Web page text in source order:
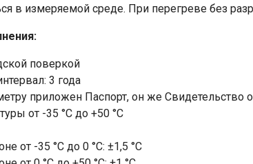
в измеряемой среде. При перегреве без
поверкой
3 года
приложен Паспорт, он же Свидетельство
от -35 °C до +50 °C
от -35 °C до 0 °C: ±1,5 °C